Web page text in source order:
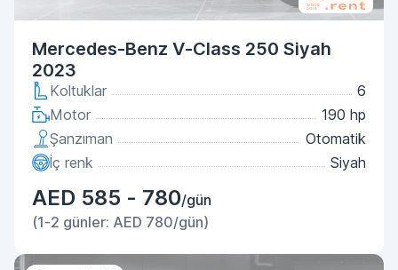
Mercedes-Benz V-Class 250 Siyah
2023
Koltuklar
6
Motor
190 hp
Şanzıman
Otomatik
İç renk
Siyah
AED 585 - 780/gün
(1-2 günler: AED 780/gün)